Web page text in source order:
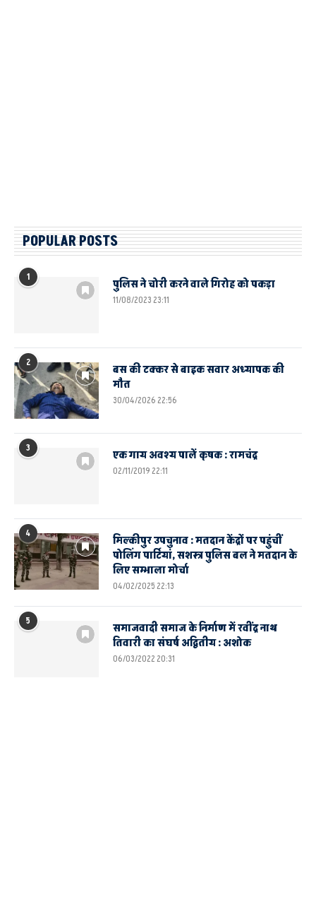
POPULAR POSTS
1 पुलिस ने चोरी करने वाले गिरोह को पकड़ा
11/08/2023 23:11
2
बस की टक्कर से बाइक सवार अध्यापक की
मौत
30/04/2026 22:56
3 एक गाय अवश्य पालें कृषक : रामचंद्र
02/11/2019 22:11
4
मिल्कीपुर उपचुनाव : मतदान केंद्रों पर पहुंचीं
पोलिंग पार्टियां, सशस्त्र पुलिस बल ने मतदान के
लिए सम्भाला मोर्चा
04/02/2025 22:13
5
समाजवादी समाज के निर्माण में रवींद्र नाथ
तिवारी का संघर्ष अद्वितीय : अशोक
06/03/2022 20:31